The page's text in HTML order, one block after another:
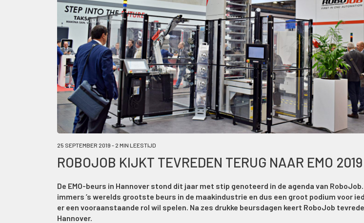
25 SEPTEMBER 2019 - 2 MIN LEESTIJD
ROBOJOB KIJKT TEVREDEN TERUG NAAR EMO 2019
De EMO-beurs in Hannover stond dit jaar met stip genoteerd in de agenda van RoboJob.
immers ’s werelds grootste beurs in de maakindustrie en dus een groot podium voor
er een vooraanstaande rol wil spelen. Na zes drukke beursdagen keert RoboJob
Hannover.